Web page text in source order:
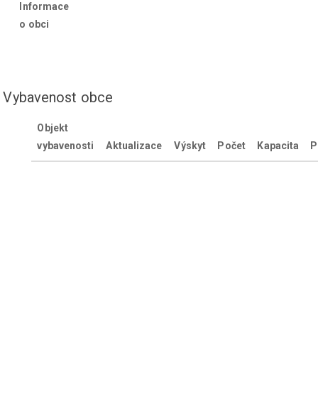
Informace
o obci
Vybavenost obce
Objekt
vybavenosti
Aktualizace Výskyt Počet Kapacita